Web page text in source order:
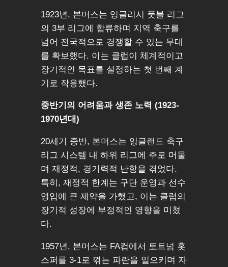
1923년, 본머스는 잉글리시 풋볼 리그
의 3부 리그에 합류하며 지역 축구를
넘어 전국적으로 경쟁할 수 있는 무대
를 확보했다. 이는 클럽이 체계적이고
장기적인 목표를 설정하는 첫 번째 계
기로 작용했다.
중반기의 어려움과 생존 노력 (1923-
1970년대)
20세기 중반, 본머스는 잉글랜드 축구
리그 시스템 내 하위 리그에 주로 머물
며 재정적, 경기력적 난항을 겪었다.
특히, 재정적 한계는 구단 운영과 선수
영입에 큰 제약을 가했고, 이는 클럽의
장기적 성장에 부정적인 영향을 미쳤
다.
1957년, 본머스는 FA컵에서 토트넘 홋
스퍼를 3-1로 꺾는 파란을 일으키며 자